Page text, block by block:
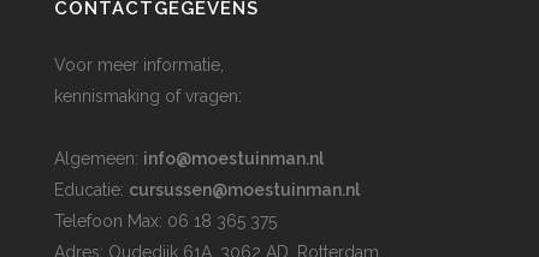
CONTACTGEGEVENS
Voor meer informatie,
kennismaking of vragen:
Algemeen: info@moestuinman.nl
Educatie: cursussen@moestuinman.nl
Telefoon Max: 06 18 365 375
Adres: Oudedijk 61A, 3062 AD, Rotterdam